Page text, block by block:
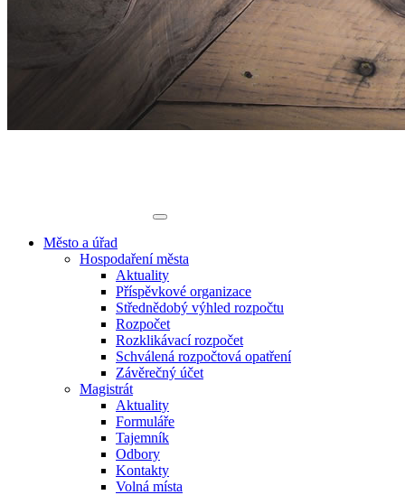
Město a úřad
Hospodaření města
Aktuality
Příspěvkové organizace
Střednědobý výhled rozpočtu
Rozpočet
Rozklikávací rozpočet
Schválená rozpočtová opatření
Závěrečný účet
Magistrát
Aktuality
Formuláře
Tajemník
Odbory
Kontakty
Volná místa